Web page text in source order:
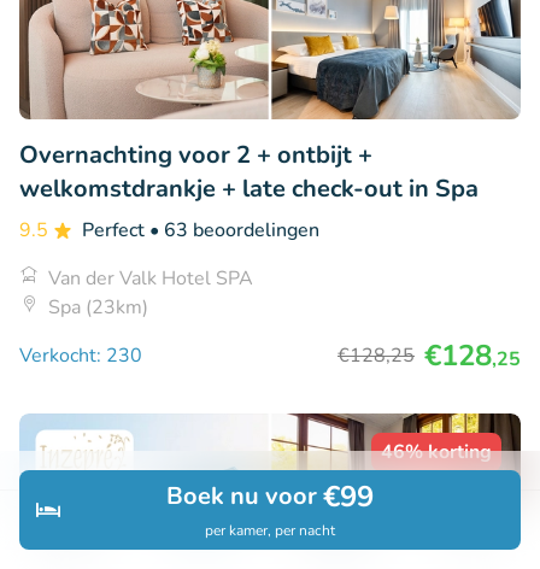
Zoeken Boekingen
Boek nu voor€99
per kamer, per nacht
Overnachting voor 2 + ontbijt +
welkomstdrankje + late check-out in Spa
9.5 Perfect • 63 beoordelingen
Van der Valk Hotel SPA
Spa (23km)
Verkocht: 230
€128,25 €128,25
46% korting